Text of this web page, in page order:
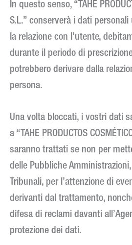
In questo senso, “TAHE
S.L.” conserverà i dati
la relazione con l’utente,
durante il periodo di
potrebbero derivare dalla
persona.
Una volta bloccati, i vostri dati
a “TAHE PRODUCTOS
saranno trattati se non per
delle Pubbliche
Tribunali, per l’attenzione di
derivanti dal trattamento,
difesa di reclami davanti
protezione dei dati.